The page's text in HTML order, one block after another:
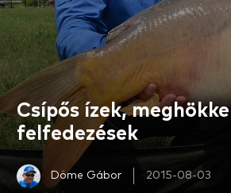
Csípős ízek,
felfedezések
Döme Gábor 2015-08-03